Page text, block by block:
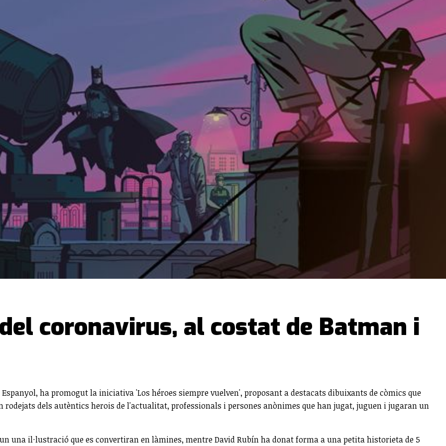
coronavirus, al costat de Batman i
Espanyol, ha promogut la iniciativa 'Los héroes siempre vuelven', proposant a destacats dibuixants de còmics que
dels autèntics herois de l'actualitat, professionals i persones anònimes que han jugat, juguen i jugaran un
una il·lustració que es convertiran en làmines, mentre David Rubín ha donat forma a una petita historieta de 5